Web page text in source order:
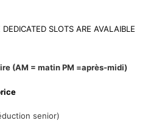
SLOTS ARE AVALAIBLE
(AM = matin PM =après-midi)
senior)